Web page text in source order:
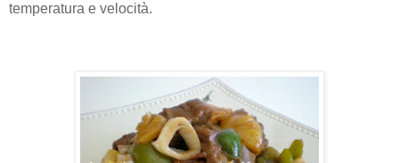
temperatura e velocità.